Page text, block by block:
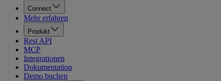
Connect
Mehr erfahren
Produkt
Rest API
MCP
Integrationen
Dokumentation
Demo buchen